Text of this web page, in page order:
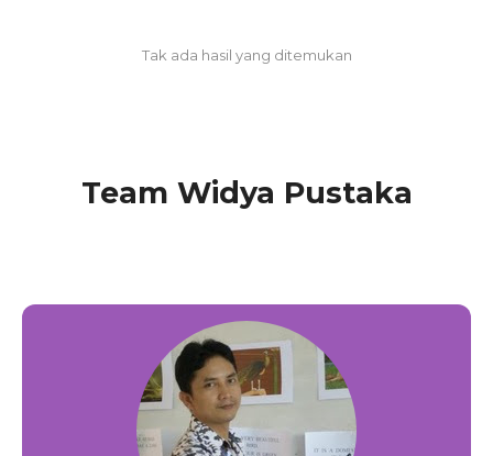
Tak ada hasil yang ditemukan
Team Widya Pustaka